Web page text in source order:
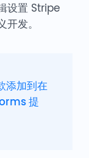
设置 Stripe
发。
添加到在
提